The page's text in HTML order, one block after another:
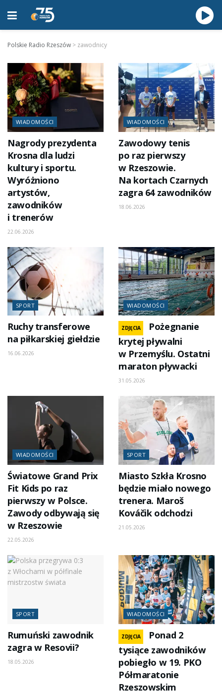
Polskie Radio Rzeszów > zawodnicy
WIADOMOŚCI
Nagrody prezydenta
Krosna dla ludzi
kultury i sportu.
Wyróżniono
artystów,
zawodników
i trenerów
22.06.2026
WIADOMOŚCI
Zawodowy tenis
po raz pierwszy
w Rzeszowie.
Na kortach Czarnych
zagra 64 zawodników
18.06.2026
SPORT
Ruchy transferowe
na piłkarskiej giełdzie
16.06.2026
WIADOMOŚCI
ZDJĘCIA
Pożegnanie
krytej pływalni
w Przemyślu. Ostatni
maraton pływacki
31.05.2026
WIADOMOŚCI
Światowe Grand Prix
Fit Kids po raz
pierwszy w Polsce.
Zawody odbywają się
w Rzeszowie
22.05.2026
SPORT
Miasto Szkła Krosno
będzie miało nowego
trenera. Maroš
Kováčik odchodzi
21.05.2026
SPORT
Rumuński zawodnik
zagra w Resovii?
18.05.2026
WIADOMOŚCI
ZDJĘCIA
Ponad 2
tysiące zawodników
pobiegło w 19. PKO
Półmaratonie
Rzeszowskim